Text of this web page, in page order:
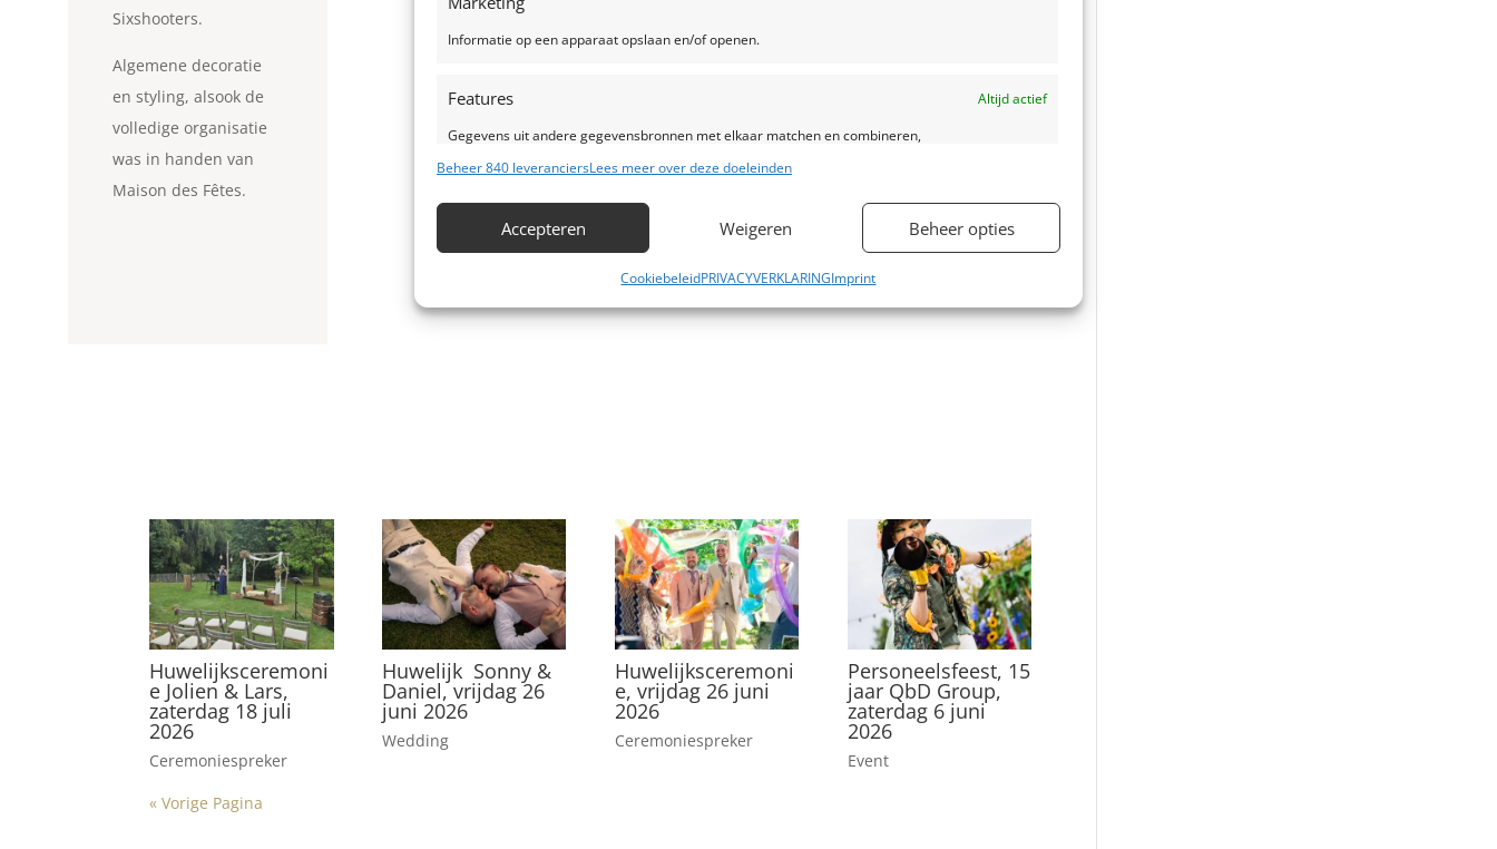
Informatie op een apparaat opslaan en/of openen.
Features
Altijd actief
Gegevens uit andere gegevensbronnen met elkaar matchen en combineren,
Verschillende apparaten linken, Apparaten identificeren op basis van automatisch
Zorg dragen voor beveiliging, fraude voorkomen en detecteren en
fouten opsporen, Advertenties en content leveren en tonen.
Altijd actief
Beheer 840 leveranciersLees meer over deze doeleinden
Accepteren Weigeren Beheer opties
CookiebeleidPRIVACYVERKLARINGImprint
Sixshooters.
Algemene decoratie
en styling, alsook de
volledige organisatie
was in handen van
Maison des Fêtes.
Huwelijksceremoni
e Jolien & Lars,
zaterdag 18 juli
2026
Ceremoniespreker
Huwelijk Sonny &
Daniel, vrijdag 26
juni 2026
Wedding
Huwelijksceremoni
e, vrijdag 26 juni
2026
Ceremoniespreker
Personeelsfeest, 15
jaar QbD Group,
zaterdag 6 juni
2026
Event
« Vorige Pagina